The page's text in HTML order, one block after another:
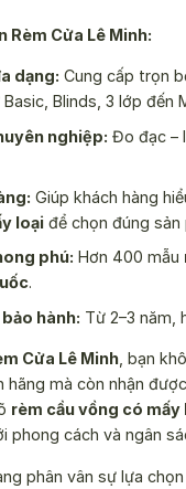
Rèm Cửa Lê Minh:
dạng: Cung cấp trọn
Blinds, 3 lớp đến
nghiệp: Đo đạc –
Giúp khách hàng
loạiđể chọn đúng sản
phú: Hơn 400 mẫu
.
hành: Từ 2–3 năm,
Cửa Lê Minh , bạn
hãng mà còn nhận
rèm cầu vồng có mấy
phong cách và ngân
phân vân sự lựa